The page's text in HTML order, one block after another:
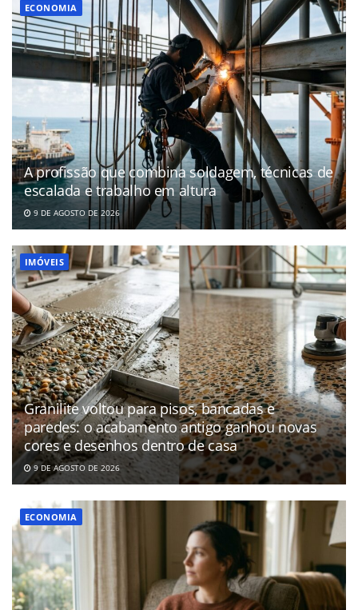
ECONOMIA
A profissão que combina soldagem, técnicas de
escalada e trabalho em altura
9 DE AGOSTO DE 2026
IMÓVEIS
Granilite voltou para pisos, bancadas e
paredes: o acabamento antigo ganhou novas
cores e desenhos dentro de casa
9 DE AGOSTO DE 2026
ECONOMIA